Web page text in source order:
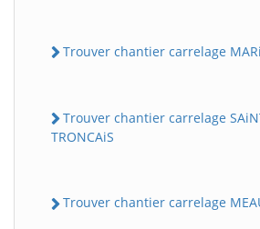
Trouver chantier carrelage
Trouver chantier carrelage
TRONCAiS
Trouver chantier carrelage